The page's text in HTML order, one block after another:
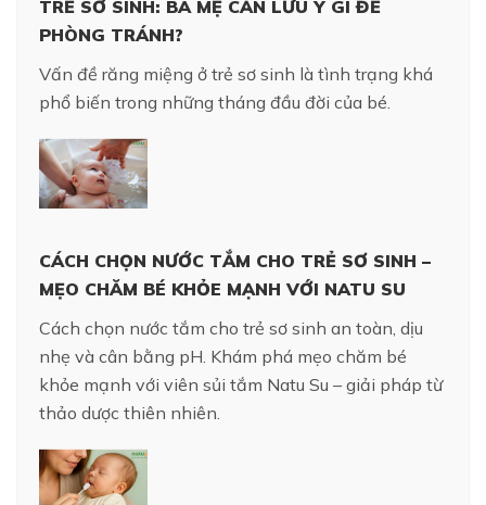
TRẺ SƠ SINH: BA MẸ CẦN LƯU Ý GÌ ĐỂ
PHÒNG TRÁNH?
Vấn đề răng miệng ở trẻ sơ sinh là tình trạng khá
phổ biến trong những tháng đầu đời của bé.
CÁCH CHỌN NƯỚC TẮM CHO TRẺ SƠ SINH –
MẸO CHĂM BÉ KHỎE MẠNH VỚI NATU SU
Cách chọn nước tắm cho trẻ sơ sinh an toàn, dịu
nhẹ và cân bằng pH. Khám phá mẹo chăm bé
khỏe mạnh với viên sủi tắm Natu Su – giải pháp từ
thảo dược thiên nhiên.